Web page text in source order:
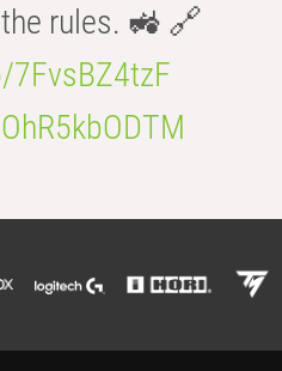
rules. 🚜 🔗